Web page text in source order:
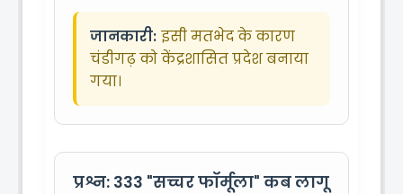
जानकारी: इसी मतभेद के कारण
चंडीगढ़ को केंद्रशासित प्रदेश बनाया
गया।
प्रश्न: 333 "सच्चर फॉर्मूला" कब लागू